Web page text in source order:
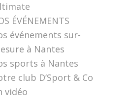
ÉVÉNEMENTS
événements sur-
à Nantes
sports à Nantes
club D’Sport & Co
vidéo